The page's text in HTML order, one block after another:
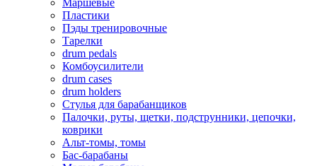
Маршевые
Пластики
Пэды тренировочные
Тарелки
drum pedals
Комбоусилители
drum cases
drum holders
Стулья для барабанщиков
Палочки, руты, щетки, подструнники, цепочки,
коврики
Альт-томы, томы
Бас-барабаны